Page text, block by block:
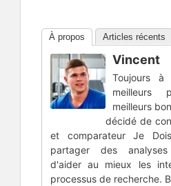
À propos Articles récents
Vincent
Toujours
meilleurs
meilleurs
décidé de
et comparateur Je
partager des
d'aider au mieux les
processus de recherche.